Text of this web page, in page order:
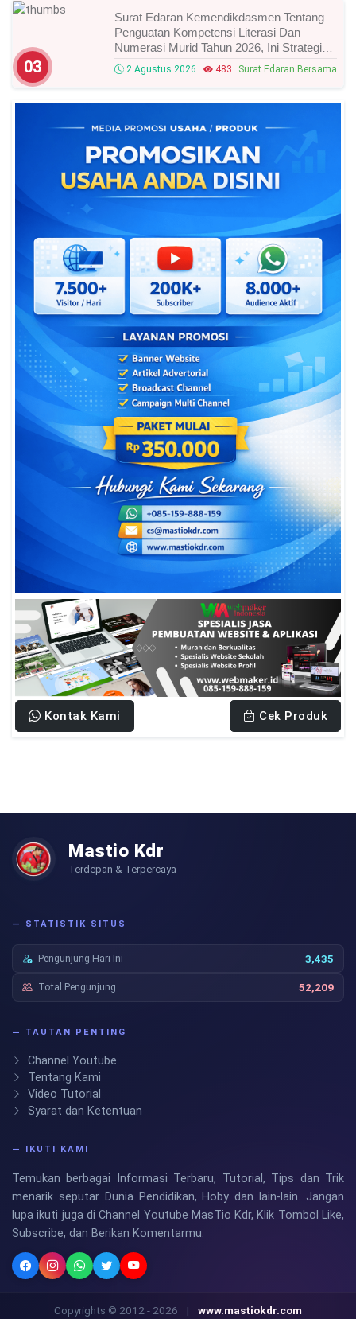
03
Surat Edaran Kemendikdasmen Tentang
Penguatan Kompetensi Literasi Dan
Numerasi Murid Tahun 2026, Ini Strategi
Dan Alurnya
2 Agustus 2026 483 Surat Edaran Bersama
Kontak Kami Cek Produk
Mastio Kdr
Terdepan & Terpercaya
— STATISTIK SITUS
Pengunjung Hari Ini 3,435
Total Pengunjung 52,209
— TAUTAN PENTING
Channel Youtube
Tentang Kami
Video Tutorial
Syarat dan Ketentuan
— IKUTI KAMI
Temukan berbagai Informasi Terbaru, Tutorial, Tips dan Trik
menarik seputar Dunia Pendidikan, Hoby dan lain-lain. Jangan
lupa ikuti juga di Channel Youtube MasTio Kdr, Klik Tombol Like,
Subscribe, dan Berikan Komentarmu.
Copyrights © 2012 - 2026 | www.mastiokdr.com